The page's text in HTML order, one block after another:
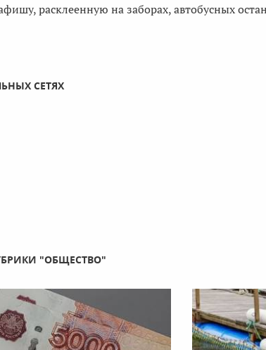
расклеенную на заборах, автобусных
СЕТЯХ
"ОБЩЕСТВО"